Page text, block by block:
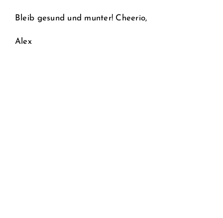
Bleib gesund und munter! Cheerio,
Alex